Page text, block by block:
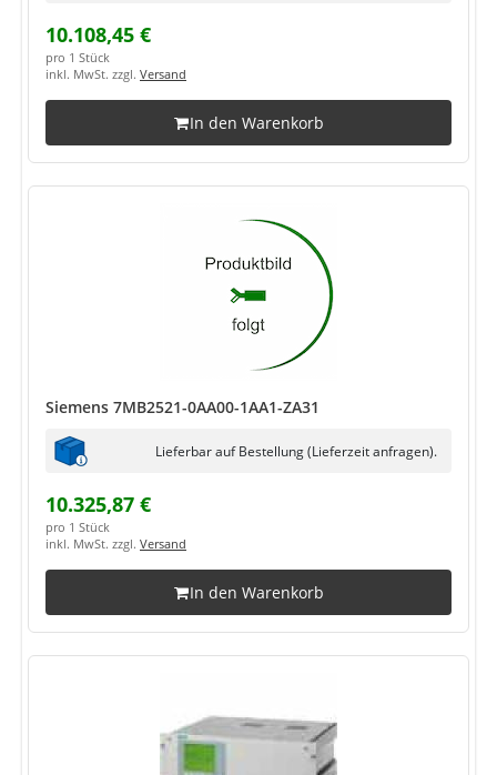
10.108,45 €
pro 1 Stück
inkl. MwSt. zzgl. Versand
In den Warenkorb
Siemens 7MB2521-0AA00-1AA1-ZA31
Lieferbar auf Bestellung (Lieferzeit anfragen).
10.325,87 €
pro 1 Stück
inkl. MwSt. zzgl. Versand
In den Warenkorb